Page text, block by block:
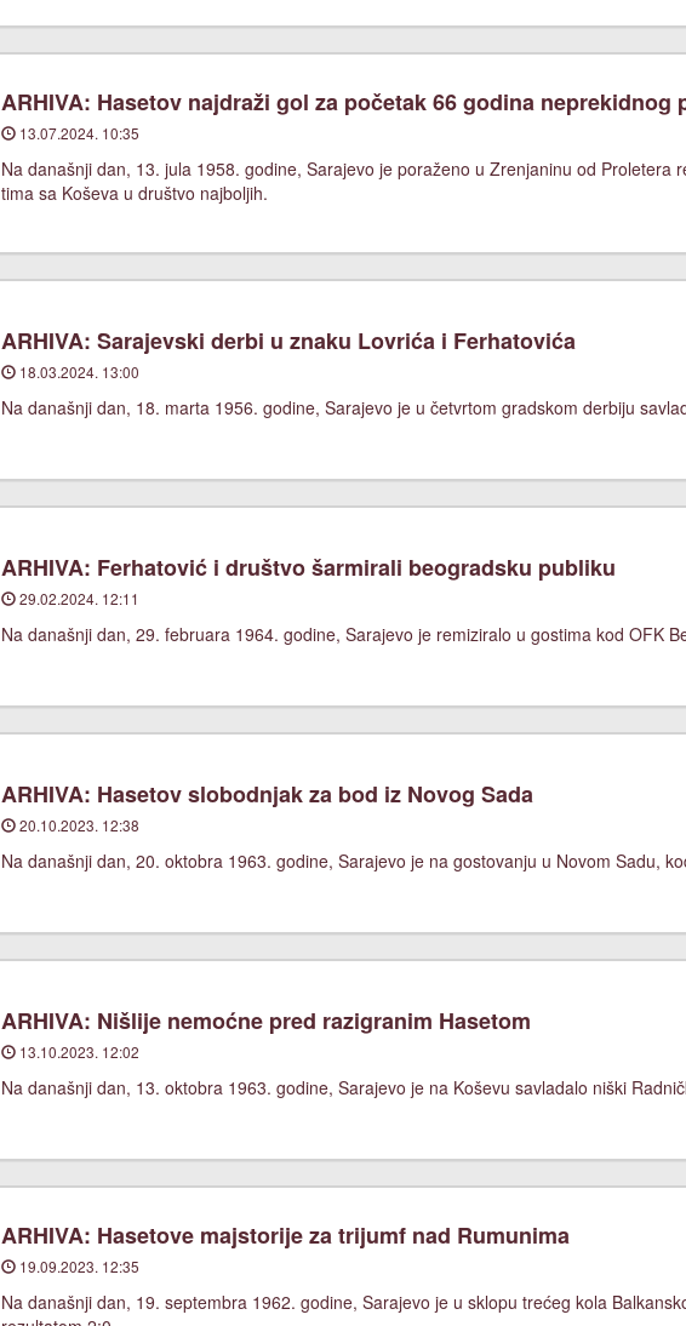
ARHIVA: Hasetov najdraži gol za početak 66 godina neprekidnog
13.07.2024. 10:35
Na današnji dan, 13. jula 1958. godine, Sarajevo je poraženo u Zrenjaninu od Proletera
tima sa Koševa u društvo najboljih.
ARHIVA: Sarajevski derbi u znaku Lovrića i Ferhatovića
18.03.2024. 13:00
Na današnji dan, 18. marta 1956. godine, Sarajevo je u četvrtom gradskom derbiju
ARHIVA: Ferhatović i društvo šarmirali beogradsku publiku
29.02.2024. 12:11
Na današnji dan, 29. februara 1964. godine, Sarajevo je remiziralo u gostima kod OFK
ARHIVA: Hasetov slobodnjak za bod iz Novog Sada
20.10.2023. 12:38
Na današnji dan, 20. oktobra 1963. godine, Sarajevo je na gostovanju u Novom Sadu,
ARHIVA: Nišlije nemoćne pred razigranim Hasetom
13.10.2023. 12:02
Na današnji dan, 13. oktobra 1963. godine, Sarajevo je na Koševu savladalo niški
ARHIVA: Hasetove majstorije za trijumf nad Rumunima
19.09.2023. 12:35
Na današnji dan, 19. septembra 1962. godine, Sarajevo je u sklopu trećeg kola